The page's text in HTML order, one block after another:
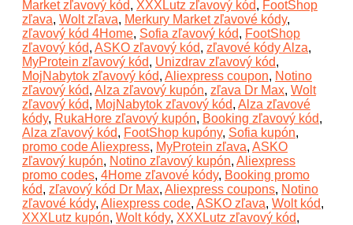
Market zľavový kód, XXXLutz zľavový kód, FootShop
zľava, Wolt zľava, Merkury Market zľavové kódy,
zľavový kód 4Home, Sofia zľavový kód, FootShop
zľavový kód, ASKO zľavový kód, zľavové kódy Alza,
MyProtein zľavový kód, Unizdrav zľavový kód,
MojNabytok zľavový kód, Aliexpress coupon, Notino
zľavový kód, Alza zľavový kupón, zľava Dr Max, Wolt
zľavový kód, MojNabytok zľavový kód, Alza zľavové
kódy, RukaHore zľavový kupón, Booking zľavový kód,
Alza zľavový kód, FootShop kupóny, Sofia kupón,
promo code Aliexpress, MyProtein zľava, ASKO
zľavový kupón, Notino zľavový kupón, Aliexpress
promo codes, 4Home zľavové kódy, Booking promo
kód, zľavový kód Dr Max, Aliexpress coupons, Notino
zľavové kódy, Aliexpress code, ASKO zľava, Wolt kód,
XXXLutz kupón, Wolt kódy, XXXLutz zľavový kód,